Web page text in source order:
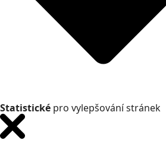
Statistické pro vylepšování stránek